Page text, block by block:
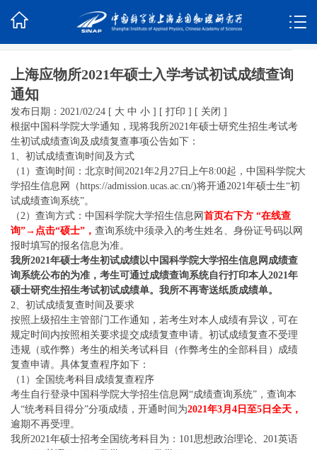
上海应物所2021年硕士入学考试初试成绩查询
通知
发布日期：2021/02/24 [ 大 中 小 ] [ 打印 ] [ 关闭 ]
根据中国科学院大学通知，现将我所2021年硕士研究生招生考试考
生初试成绩查询及成绩复查事项公告如下：
1、初试成绩查询时间及方式
（1）查询时间：北京时间2021年2月27日上午8:00起，中国科学院大
学招生信息网（https://admission.ucas.ac.cn/)将开通2021年硕士生“初
试成绩查询系统”。
（2）查询方式：中国科学院大学招生信息网 首页右下方 “在线查
询”→点击“硕士”， 查询系统中须录入的考生姓名、身份证号码以网
报时填写的报名信息为准。
我所2021年硕士考生初试成绩以中国科学院大学招生信息网成绩查
询系统公布的为准，考生可通过成绩查询系统自行打印本人2021年
硕士研究生招生考试初试成绩单。我所不再寄送纸质成绩单。
2、初试成绩复查时间及要求
按照上级招生主管部门工作通知，若考生对本人成绩有异议，可在
规定时间内按照相关要求提交成绩复查申请。初试成绩复查不受理
违规（或作弊）考生的相关考试科目（作弊考生的全部科目）成绩
复查申请。具体复查程序如下：
（1）全国统考科目成绩复查程序
考生自行登录中国科学院大学招生信息网“成绩查询系统”，查询本
人“统考科目得分”分项成绩，开通时间为2021年3月4日至5日全天，
逾期不再受理。
我所2021年硕士招考全国统考科目为：101思想政治理论、201英语